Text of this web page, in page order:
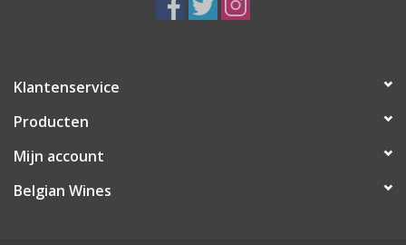
Klantenservice
Producten
Mijn account
Belgian Wines